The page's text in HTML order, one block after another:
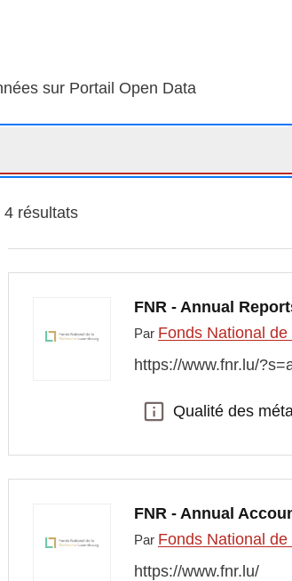
sur Portail Open Data
4 résultats
FNR - Annual
Par Fonds National
https://www.fnr.lu/
Qualité des
Qualité des
FNR - Annual
Par Fonds National
https://www.fnr.lu/